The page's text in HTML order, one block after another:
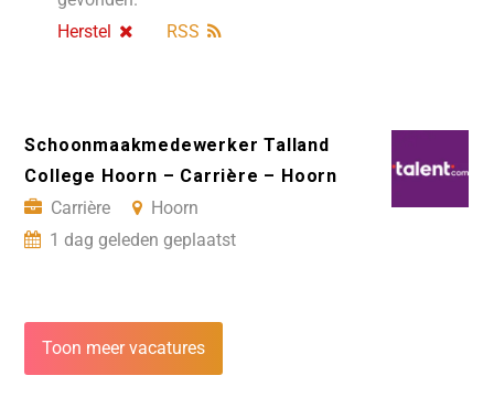
Herstel
RSS
Schoonmaakmedewerker Talland
College Hoorn – Carrière – Hoorn
Carrière
Hoorn
1 dag geleden geplaatst
Toon meer vacatures